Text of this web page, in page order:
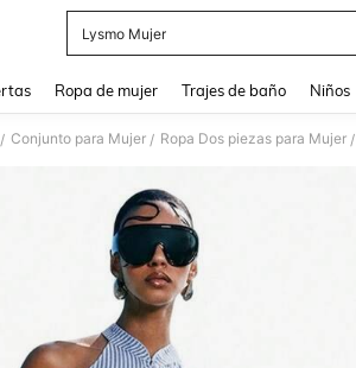
Lysmo Mujer
Ropa de mujer Trajes de baño Niños
/ Conjunto para Mujer / Ropa Dos piezas para Mujer /